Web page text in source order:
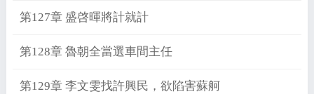
第127章 盛啓暉將計就計
第128章 魯朝全當選車間主任
第129章 李文雯找許興民，欲陷害蘇舸